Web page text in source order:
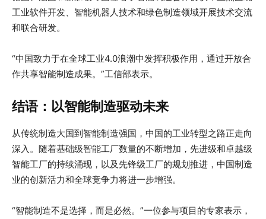
工业软件开发、智能机器人技术和绿色制造领域开展技术交流
和联合研发。
“中国致力于在全球工业4.0浪潮中发挥积极作用，通过开放合
作共享智能制造成果。”工信部表示。
结语：以智能制造驱动未来
从传统制造大国到智能制造强国，中国的工业转型之路正走向
深入。随着基础级智能工厂数量的不断增加，先进级和卓越级
智能工厂的持续涌现，以及先锋级工厂的规划推进，中国制造
业的创新活力和全球竞争力将进一步增强。
“智能制造不是选择，而是必然。”一位参与项目的专家表示，